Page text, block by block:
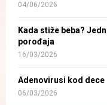
04/06/2026
Kada stiže beba?
porođaja
16/03/2026
Adenovirusi kod dece
06/03/2026